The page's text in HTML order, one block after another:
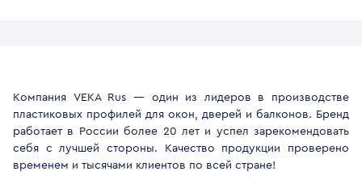
Компания VEKA Rus — один из лидеров в производстве
пластиковых профилей для окон, дверей и балконов. Бренд
работает в России более 20 лет и успел зарекомендовать
себя с лучшей стороны. Качество продукции проверено
временем и тысячами клиентов по всей стране!